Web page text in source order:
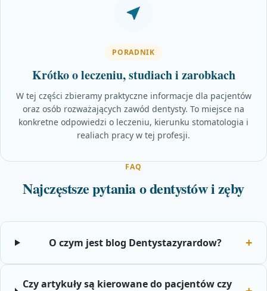
PORADNIK
Krótko o leczeniu, studiach i zarobkach
W tej części zbieramy praktyczne informacje dla pacjentów
oraz osób rozważających zawód dentysty. To miejsce na
konkretne odpowiedzi o leczeniu, kierunku stomatologia i
realiach pracy w tej profesji.
FAQ
Najczęstsze pytania o dentystów i zęby
O czym jest blog Dentystazyrardow?
Czy artykuły są kierowane do pacjentów czy